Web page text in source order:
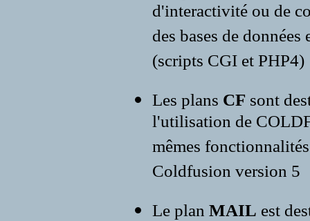
d'interactivité ou de
des bases de
(scripts CGI et PHP4)
Les plans CF sont
l'utilisation de
mêmes
Coldfusion version 5
Le plan MAIL est